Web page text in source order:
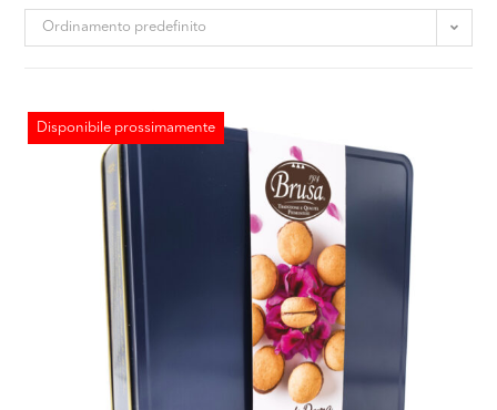
Ordinamento predefinito
Disponibile prossimamente
ESAURITO